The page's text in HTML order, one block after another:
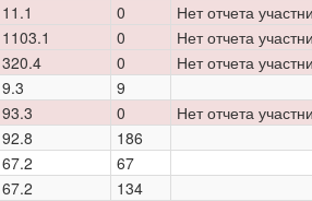
11.1 0
Нет отчета
1103.1 0
Нет отчета
320.4 0
Нет отчета
9.3
9
93.3 0
Нет отчета
92.8
186
67.2
67
67.2
134